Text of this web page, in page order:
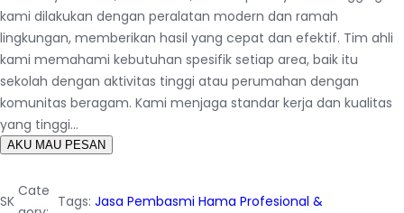
kami dilakukan dengan peralatan modern dan ramah
lingkungan, memberikan hasil yang cepat dan efektif. Tim ahli
kami memahami kebutuhan spesifik setiap area, baik itu
sekolah dengan aktivitas tinggi atau perumahan dengan
komunitas beragam. Kami menjaga standar kerja dan kualitas
yang tinggi…
AKU MAU PESAN
SK
Cate
Tags: Jasa Pembasmi Hama Profesional &